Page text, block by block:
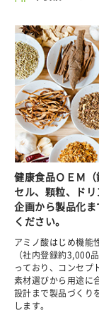
健康食品ＯＥＭ
セル、顆粒、ド
企画から製品化
ください。
アミノ酸はじめ機能
（社内登録約3,000
っており、コンセプ
素材選びから用途に
設計まで製品づくり
します。